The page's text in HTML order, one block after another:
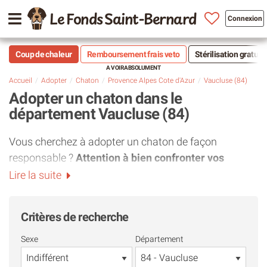
Le Fonds Saint-Bernard Connexion
Coup de chaleur Remboursement frais veto Stérilisation
Accueil Adopter Chaton Provence Alpes Cote d'Azur Vaucluse (84)
Adopter un chaton dans le
département Vaucluse (84)
Vous cherchez à adopter un chaton de façon
responsable ?Attention à bien confronter vos
attentes à la réalité.
association du département Vaucluse (84) est
finalement assez rare et requiert une vraie réflexion.
Voici pourquoi il est essentiel de se projeter au-delà
Lire la suite
Critères de recherche
Sexe Département